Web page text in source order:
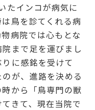
たインコが病気に
鳥を診てくれる病
病院では心もとな
まで足を運びまし
に感銘を受けて
のが、進路を決める
から「鳥専門の獣
きて、現在当院で